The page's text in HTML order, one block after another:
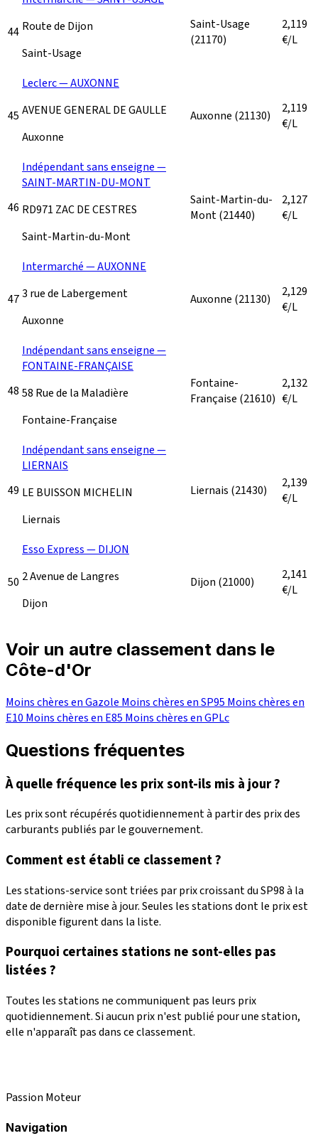
44 Route de Dijon
Saint-Usage
Saint-Usage
(21170)
2,119
€/L
45
Leclerc — AUXONNE
AVENUE GENERAL DE GAULLE
Auxonne
Auxonne (21130)
2,119
€/L
46
Indépendant sans enseigne —
SAINT-MARTIN-DU-MONT
RD971 ZAC DE CESTRES
Saint-Martin-du-Mont
Saint-Martin-du-
Mont(21440)
2,127
€/L
47
Intermarché — AUXONNE
3 rue de Labergement
Auxonne
Auxonne (21130)
2,129
€/L
48
Indépendant sans enseigne —
FONTAINE-FRANÇAISE
58 Rue de la Maladière
Fontaine-Française
Fontaine-
Française (21610)
2,132
€/L
49
Indépendant sans enseigne —
LIERNAIS
LE BUISSON MICHELIN
Liernais
Liernais (21430)
2,139
€/L
50
Esso Express — DIJON
2 Avenue de Langres
Dijon
Dijon (21000)
2,141
€/L
Voir un autre classement dans le
Côte-d'Or
Moins chères en Gazole Moins chères en SP95 Moins chères en
E10 Moins chères en E85 Moins chères en GPLc
Questions fréquentes
À quelle fréquence les prix sont-ils mis à jour ?
Les prix sont récupérés quotidiennement à partir des prix des
carburants publiés par le gouvernement.
Comment est établi ce classement ?
Les stations-service sont triées par prix croissant du SP98 à la
date de dernière mise à jour. Seules les stations dont le prix est
disponible figurent dans la liste.
Pourquoi certaines stations ne sont-elles pas
listées ?
Toutes les stations ne communiquent pas leurs prix
quotidiennement. Si aucun prix n'est publié pour une station,
elle n'apparaît pas dans ce classement.
Passion Moteur
Navigation